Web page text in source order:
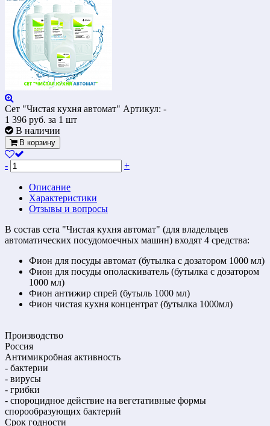
Сет "Чистая кухня автомат" Артикул: -
1 396 руб. за 1 шт
В наличии
В корзину
- +
Описание
Характеристики
Отзывы и вопросы
В состав сета "Чистая кухня автомат" (для владельцев
автоматических посудомоечных машин) входят 4 средства:
Фион для посуды автомат (бутылка с дозатором 1000 мл)
Фион для посуды ополаскиватель (бутылка с дозатором
1000 мл)
Фион антижир спрей (бутыль 1000 мл)
Фион чистая кухня концентрат (бутылка 1000мл)
Производство
Россия
Антимикробная активность
- бактерии
- вирусы
- грибки
- спороцидное действие на вегетативные формы
спорообразующих бактерий
Срок годности